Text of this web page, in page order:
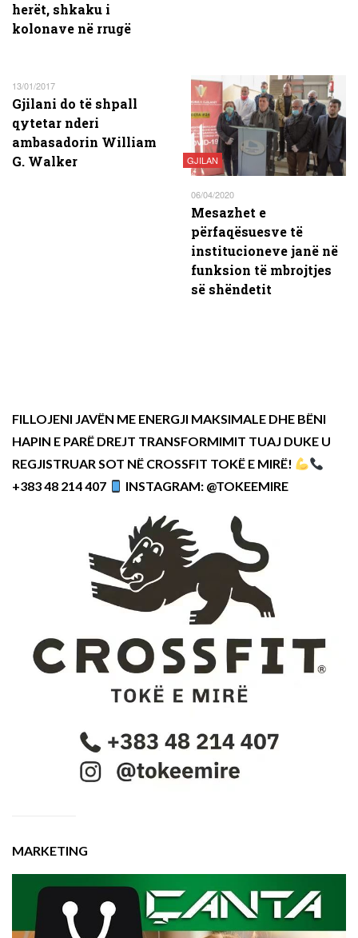
herët, shkaku i
kolonave në rrugë
13/01/2017
Gjilani do të shpall
qytetar nderi
ambasadorin William
G. Walker
GJILAN
06/04/2020
Mesazhet e
përfaqësuesve të
institucioneve janë në
funksion të mbrojtjes
së shëndetit
FILLOJENI JAVËN ME ENERGJI MAKSIMALE DHE BËNI
HAPIN E PARË DREJT TRANSFORMIMIT TUAJ DUKE U
REGJISTRUAR SOT NË CROSSFIT TOKË E MIRË!
+383 48 214 407
INSTAGRAM: @TOKEEMIRE
MARKETING